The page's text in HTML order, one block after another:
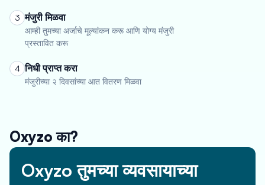
3 मंजुरी मिळवा
आम्ही तुमच्या अर्जाचे मूल्यांकन करू आणि योग्य मंजुरी
प्रस्तावित करू
4 निधी प्राप्त करा
मंजुरीच्या २ दिवसांच्या आत वितरण मिळवा
Oxyzo का?
Oxyzo तुमच्या व्यवसायाच्या